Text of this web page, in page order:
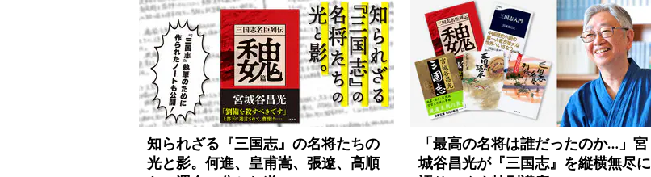
知られざる『三国志』の名将たちの
光と影。何進、皇甫嵩、張遼、高順
「最高の名将は誰だったのか…」宮
城谷昌光が『三国志』を縦横無尽に